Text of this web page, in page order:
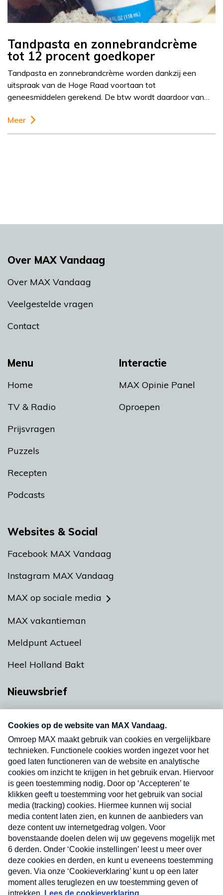
Tandpasta en zonnebrandcrème
tot 12 procent goedkoper
Tandpasta en zonnebrandcrème worden dankzij een
uitspraak van de Hoge Raad voortaan tot
geneesmiddelen gerekend. De btw wordt daardoor van…
Meer
Menu
Home
TV & Radio
Prijsvragen
Puzzels
Recepten
Podcasts
Interactie
MAX Opinie Panel
Oproepen
Over MAX Vandaag
Over MAX Vandaag
Veelgestelde vragen
Contact
Websites & Social
Facebook MAX Vandaag
Instagram MAX Vandaag
MAX op sociale media
MAX vakantieman
Meldpunt Actueel
Heel Holland Bakt
Nieuwsbrief
Neem hier een gratis abonnement op onze
nieuwsbrief. Elke vrijdag- en dinsdagochtend in
uw mailbox.
Verzend
Nieuwsbrief
Neem hier een gratis abonnement op onze
nieuwsbrief. Elke vrijdag- en dinsdagochtend in uw